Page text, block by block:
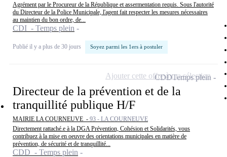
Agrément par le Procureur de la République et assermentation requis. Sous l'autorité
du Directeur de la Police Municipale, l'agent fait respecter les mesures nécessaires
au maintien du bon ordre, de...
CDI - Temps plein
Publié il y a plus de 30 jours Soyez parmi les 1ers à postuler
Directeur de la prévention et de la
tranquillité publique H/F
MAIRIE LA COURNEUVE - 93 - LA COURNEUVE
Directement rattaché.e à la DGA Prévention, Cohésion et Solidarités, vous
contribuez à la mise en oeuvre des orientations municipales en matière de
prévention, de sécurité et de tranquillité...
CDD - Temps plein
CDDTemps plein
Ajouter cette offre à ma sélection